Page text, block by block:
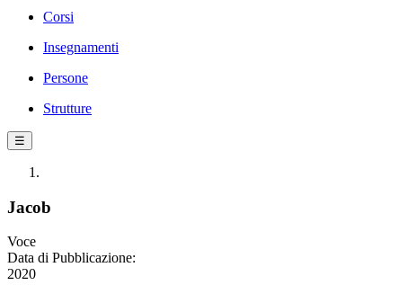
Corsi
Insegnamenti
Persone
Strutture
☰
Jacob
Voce
Data di Pubblicazione:
2020